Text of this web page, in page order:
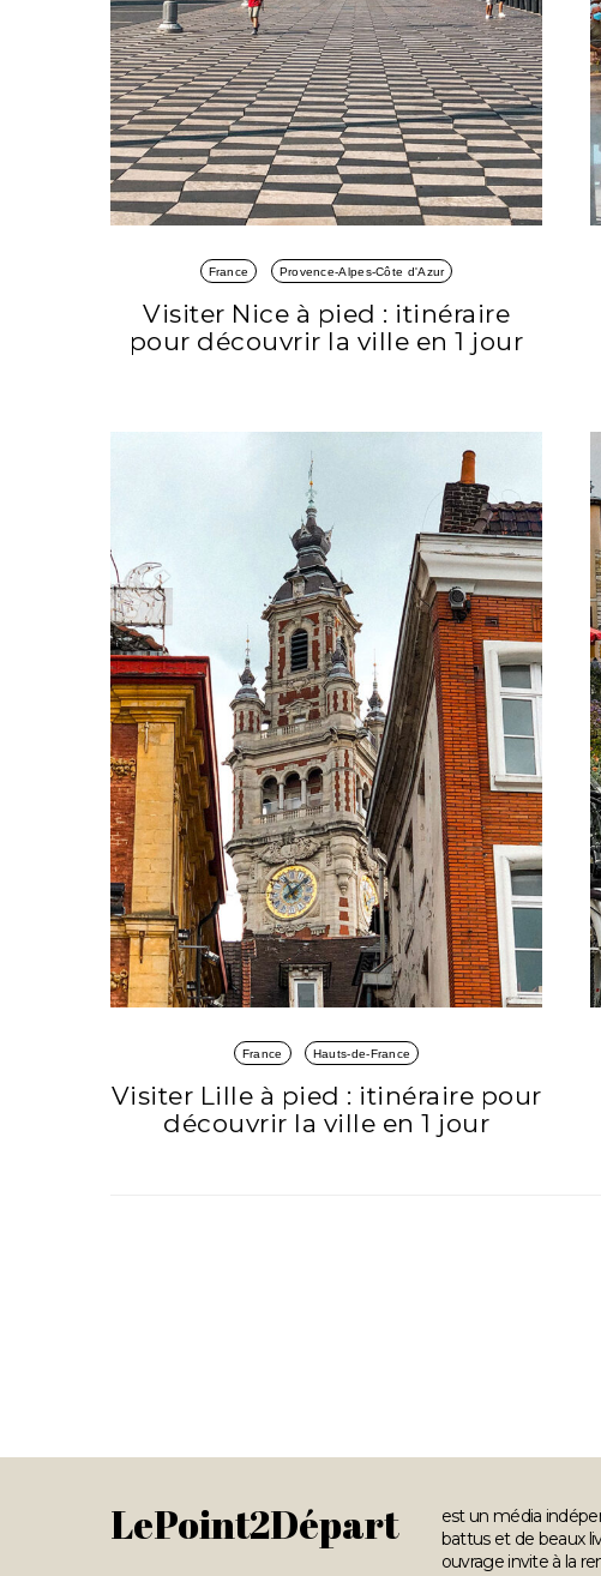
France Provence-Alpes-Côte d'Azur
Visiter Nice à pied : itinéraire
pour découvrir la ville en 1 jour
France Hauts-de-France
Visiter Lille à pied : itinéraire pour
découvrir la ville en 1 jour
LePoint2Départ
est un média
battus et de beaux
ouvrage invite à la